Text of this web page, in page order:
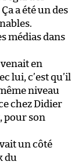
a été un des
médias dans
en
lui, c’est qu’il
niveau
chez Didier
pour son
un côté
du